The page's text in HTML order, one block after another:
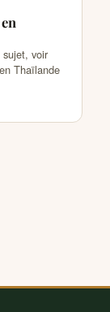
voir
Thaïlande